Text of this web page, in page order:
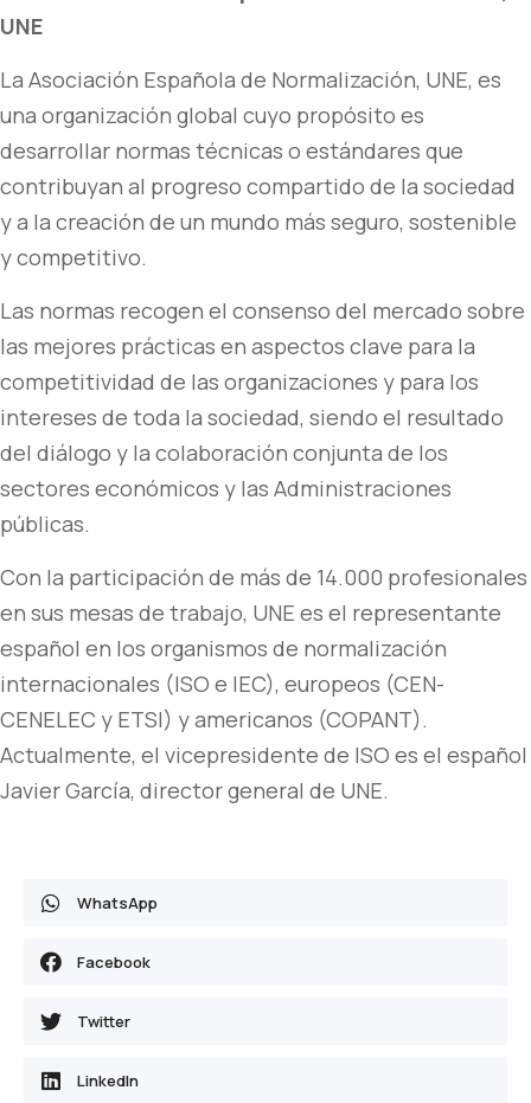
UNE
La Asociación Española de Normalización, UNE, es
una organización global cuyo propósito es
desarrollar normas técnicas o estándares que
contribuyan al progreso compartido de la sociedad
y a la creación de un mundo más seguro, sostenible
y competitivo.
Las normas recogen el consenso del mercado sobre
las mejores prácticas en aspectos clave para la
competitividad de las organizaciones y para los
intereses de toda la sociedad, siendo el resultado
del diálogo y la colaboración conjunta de los
sectores económicos y las Administraciones
públicas.
Con la participación de más de 14.000 profesionales
en sus mesas de trabajo, UNE es el representante
español en los organismos de normalización
internacionales (ISO e IEC), europeos (CEN-
CENELEC y ETSI) y americanos (COPANT).
Actualmente, el vicepresidente de ISO es el español
Javier García, director general de UNE.
WhatsApp
Facebook
Twitter
LinkedIn